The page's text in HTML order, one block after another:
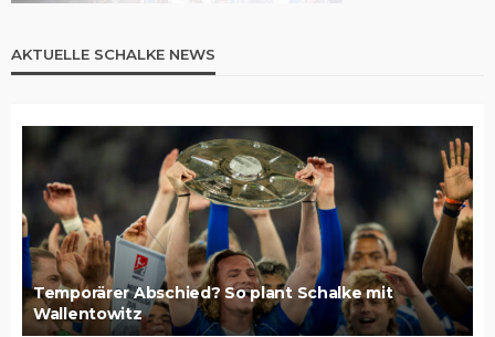
AKTUELLE SCHALKE NEWS
Temporärer Abschied? So plant Schalke mit
Wallentowitz